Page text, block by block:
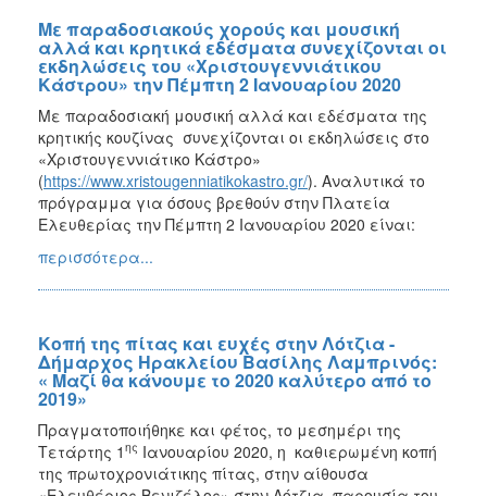
Με παραδοσιακούς χορούς και μουσική
αλλά και κρητικά εδέσματα συνεχίζονται οι
εκδηλώσεις του «Χριστουγεννιάτικου
Κάστρου» την Πέμπτη 2 Ιανουαρίου 2020
Με παραδοσιακή μουσική αλλά και εδέσματα της
κρητικής κουζίνας συνεχίζονται οι εκδηλώσεις στο
«Χριστουγεννιάτικο Κάστρο»
(https://www.xristougenniatikokastro.gr/). Αναλυτικά το
πρόγραμμα για όσους βρεθούν στην Πλατεία
Ελευθερίας την Πέμπτη 2 Ιανουαρίου 2020 είναι:
περισσότερα...
Κοπή της πίτας και ευχές στην Λότζια -
Δήμαρχος Ηρακλείου Βασίλης Λαμπρινός:
« Μαζί θα κάνουμε το 2020 καλύτερο από το
2019»
Πραγματοποιήθηκε και φέτος, το μεσημέρι της
Τετάρτης 1 ης Ιανουαρίου 2020, η καθιερωμένη κοπή
της πρωτοχρονιάτικης πίτας, στην αίθουσα